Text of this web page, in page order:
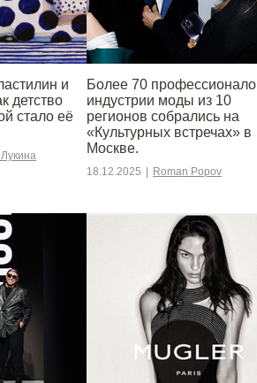
и
детство
стало её
Более 70
индустрии моды из 10
регионов собрались на
«Культурных встречах» в
Москве.
18.12.2025 Roman Popov